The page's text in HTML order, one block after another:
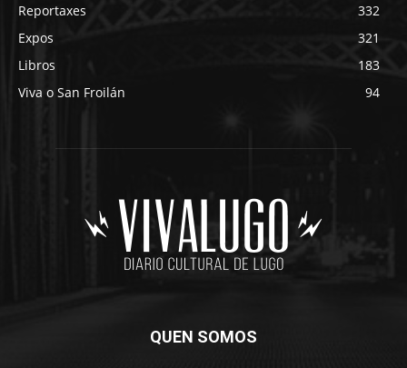
Reportaxes
332
Expos
321
Libros
183
Viva o San Froilán
94
QUEN SOMOS